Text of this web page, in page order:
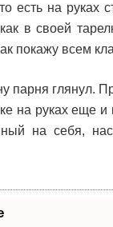
есть на руках
в своей
покажу всем
парня глянул.
на руках еще и
на себя,